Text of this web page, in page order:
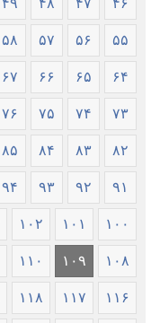
۴۶ ۴۷ ۴۸ ۴۹
۵۵ ۵۶ ۵۷ ۵۸
۶۴ ۶۵ ۶۶ ۶۷
۷۳ ۷۴ ۷۵ ۷۶
۸۲ ۸۳ ۸۴ ۸۵
۹۱ ۹۲ ۹۳ ۹۴
۱۰۰ ۱۰۱ ۱۰۲
۱۰۸ ۱۰۹ ۱۱۰
۱۱۶ ۱۱۷ ۱۱۸